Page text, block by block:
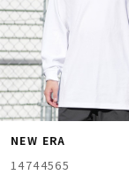
NEW ERA
14744565